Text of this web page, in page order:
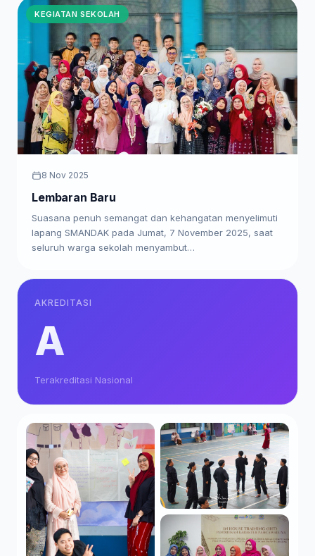
KEGIATAN SEKOLAH
8 Nov 2025
Lembaran Baru
Suasana penuh semangat dan kehangatan menyelimuti
lapang SMANDAK pada Jumat, 7 November 2025, saat
seluruh warga sekolah menyambut…
AKREDITASI
A
Terakreditasi Nasional